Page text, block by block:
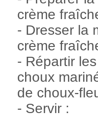
crème
- Dresser la
crème
- Répartir
choux
de choux-
- Servir :